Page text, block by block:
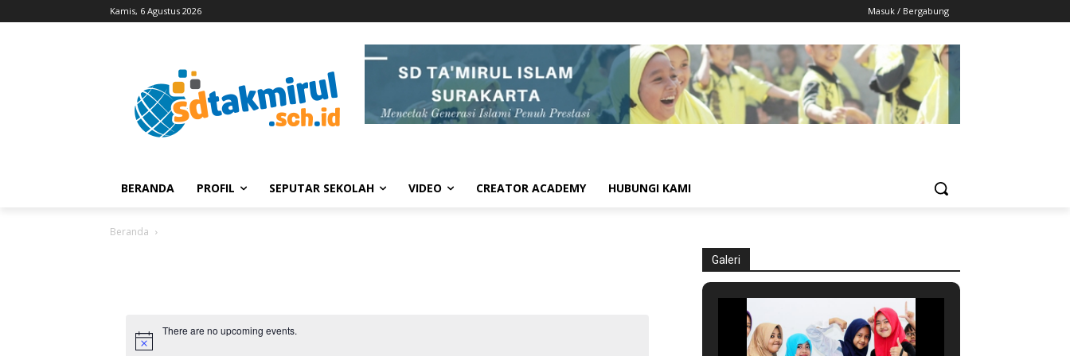
Kamis, 6 Agustus 2026 Masuk / Bergabung
BERANDA PROFIL SEPUTAR SEKOLAH VIDEO CREATOR ACADEMY HUBUNGI KAMI
Beranda
There are no upcoming events.
Galeri